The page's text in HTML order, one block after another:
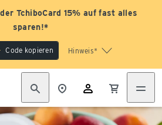
TchiboCard 15% auf fast alles
sparen!*
Code kopieren Hinweis*